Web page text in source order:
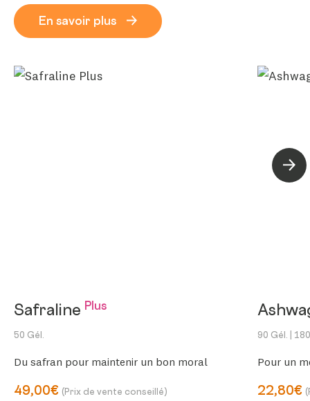
En savoir plus
Safraline Plus
50 Gél.
Du safran pour maintenir un bon moral
49,00€ (Prix de vente conseillé)
90 Gél. |
Pour un
22,80€